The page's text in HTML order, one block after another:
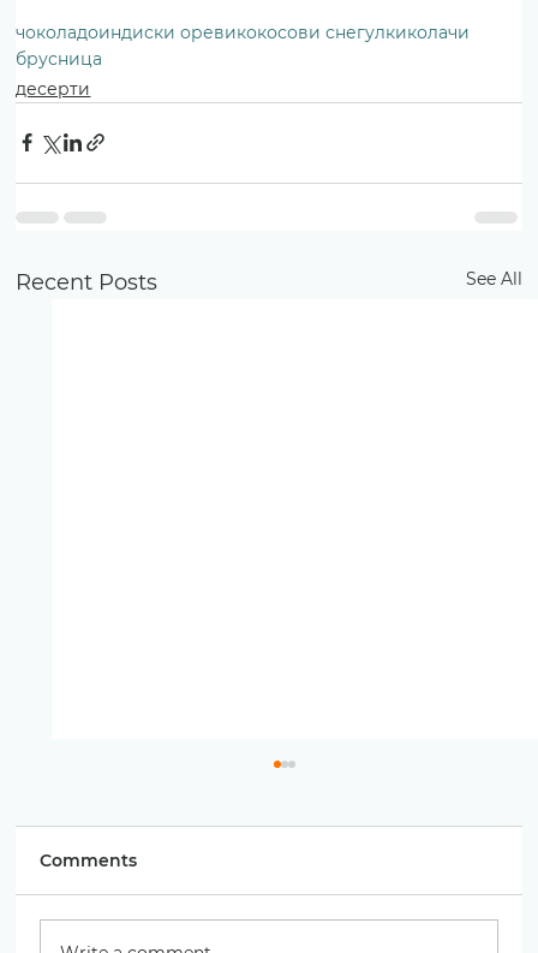
чоколадоиндиски оревикокосови снегулкиколачи
брусница
десерти
Recent Posts See All
Comments